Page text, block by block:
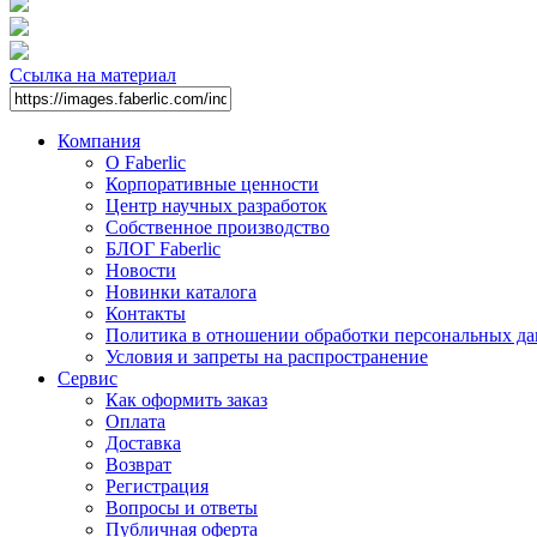
Ссылка на материал
Компания
О Faberlic
Корпоративные ценности
Центр научных разработок
Собственное производство
БЛОГ Faberlic
Новости
Новинки каталога
Контакты
Политика в отношении обработки персональных
Условия и запреты на распространение
Сервис
Как оформить заказ
Оплата
Доставка
Возврат
Регистрация
Вопросы и ответы
Публичная оферта